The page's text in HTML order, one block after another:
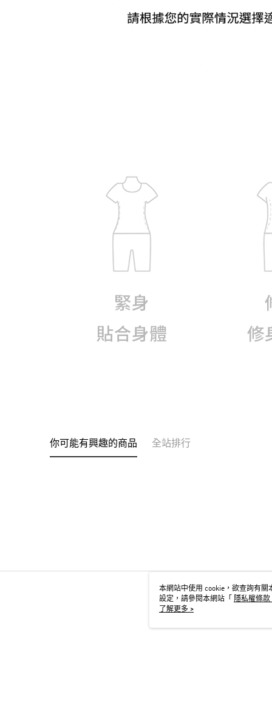
你可能有興趣的商品 全站排行
本網站中使用 cookie，欲查詢有關
設定，請參閱本網站「
隱私權條款
用 cookie。
了解更多 >